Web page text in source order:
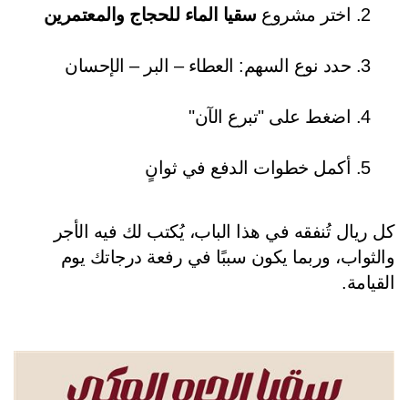
اختر مشروع سقيا الماء للحجاج والمعتمرين
حدد نوع السهم: العطاء – البر – الإحسان
اضغط على "تبرع الآن"
أكمل خطوات الدفع في ثوانٍ
كل ريال تُنفقه في هذا الباب، يُكتب لك فيه الأجر
والثواب، وربما يكون سببًا في رفعة درجاتك يوم